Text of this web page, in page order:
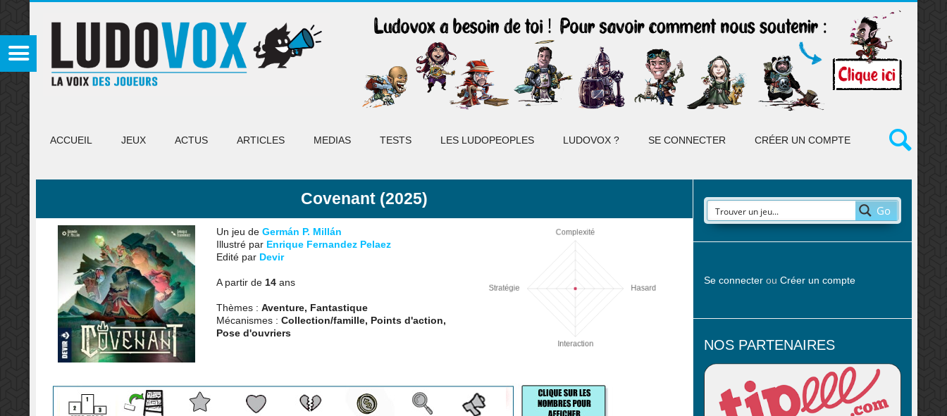
ACCUEIL JEUX ACTUS ARTICLES MEDIAS TESTS LES LUDOPEOPLES LUDOVOX ? SE CONNECTER CRÉER UN COMPTE
Covenant (2025)
Un jeu de Germán P. Millán
Illustré par Enrique Fernandez Pelaez
Edité par Devir
A partir de 14ans
Thèmes : Aventure, Fantastique
Mécanismes : Collection/famille, Points d'action,
Pose d'ouvriers
Go
Se connecterou Créer un compte
NOS PARTENAIRES